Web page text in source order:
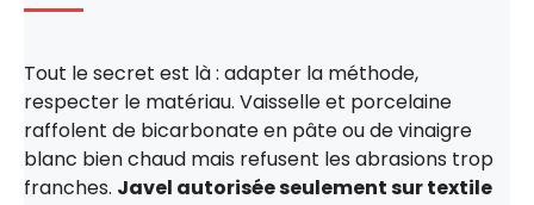
Tout le secret est là : adapter la méthode,
respecter le matériau. Vaisselle et porcelaine
raffolent de bicarbonate en pâte ou de vinaigre
blanc bien chaud mais refusent les abrasions trop
franches. Javel autorisée seulement sur textile